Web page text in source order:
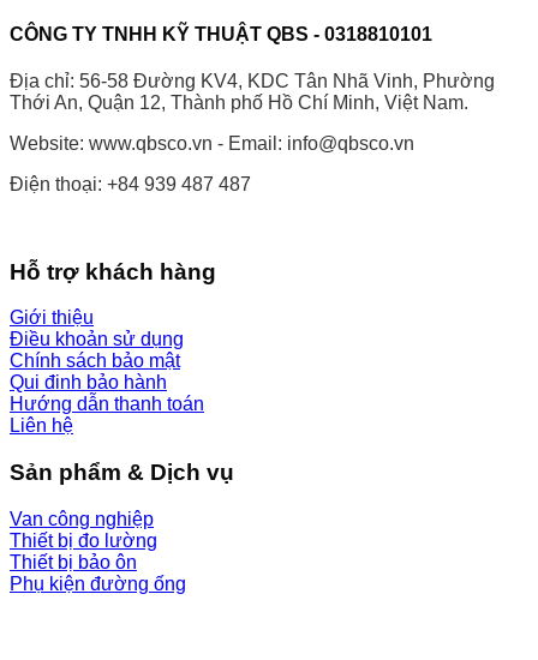
CÔNG TY TNHH KỸ THUẬT QBS - 0318810101
Địa chỉ: 56-58 Đường KV4, KDC Tân Nhã Vinh, Phường
Thới An, Quận 12, Thành phố Hồ Chí Minh, Việt Nam.
Website: www.qbsco.vn - Email: info@qbsco.vn
Điện thoại: +84 939 487 487
Hỗ trợ khách hàng
Giới thiệu
Điều khoản sử dụng
Chính sách bảo mật
Qui đinh bảo hành
Hướng dẫn thanh toán
Liên hệ
Sản phẩm & Dịch vụ
Van công nghiệp
Thiết bị đo lường
Thiết bị bảo ôn
Phụ kiện đường ống